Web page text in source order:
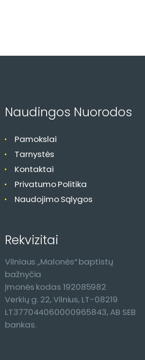
Naudingos Nuorodos
Pamokslai
Tarnystės
Kontaktai
Privatumo Politika
Naudojimo Sąlygos
Rekvizitai
Vilniaus „Malonės“ baptistų
bažnyčia
Įmonės kodas 192085982
Verkių g. 22, Vilnius, LT-08219
LT377044060000965843, AB SEB
bankas.